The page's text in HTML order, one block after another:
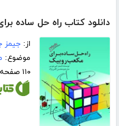
دانلود کتاب راه حل ساده
از:جیمز
موضوع:
۱۱۰ صفحه